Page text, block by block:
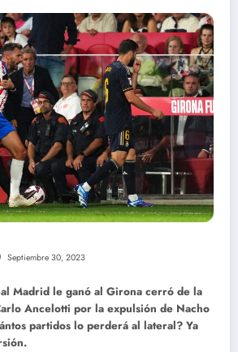
Septiembre 30, 2023
Madrid le ganó al Girona cerró de la
Ancelotti por la expulsión de Nacho
partidos lo perderá al lateral? Ya